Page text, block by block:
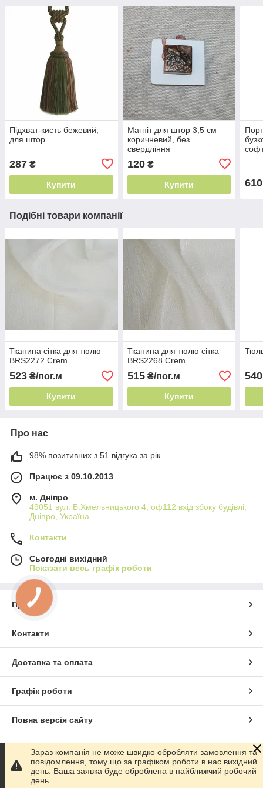
Підхват-кисть бежевий,
для штор
287 ₴
Купити
Магніт для штор 3,5 см
коричневий, без
свердління
120₴
Купити 610
Подібні товари компанії
Тканина сітка для тюлю
BRS2272 Crem
523 ₴/пог.м
Купити
Тканина для тюлю сітка
BRS2268 Crem
515₴/пог.м
Купити
540
Про нас
98% позитивних з 51 відгука за рік
Працює з 09.10.2013
м. Дніпро
49051 вул. Б.Хмельницького 4, оф112 вхід збоку будівлі,
Дніпро, Україна
Контакти
Сьогодні вихідний
Показати весь графік роботи
Про нас
Контакти
Доставка та оплата
Графік роботи
Повна версія сайту
Сайт створено на маркетплейсіProm.ua
Політика конфіденційності
Зараз компанія не може швидко обробляти замовлення та
повідомлення, тому що за графіком роботи в нас вихідний
день. Ваша заявка буде оброблена в найближчий робочий
день.